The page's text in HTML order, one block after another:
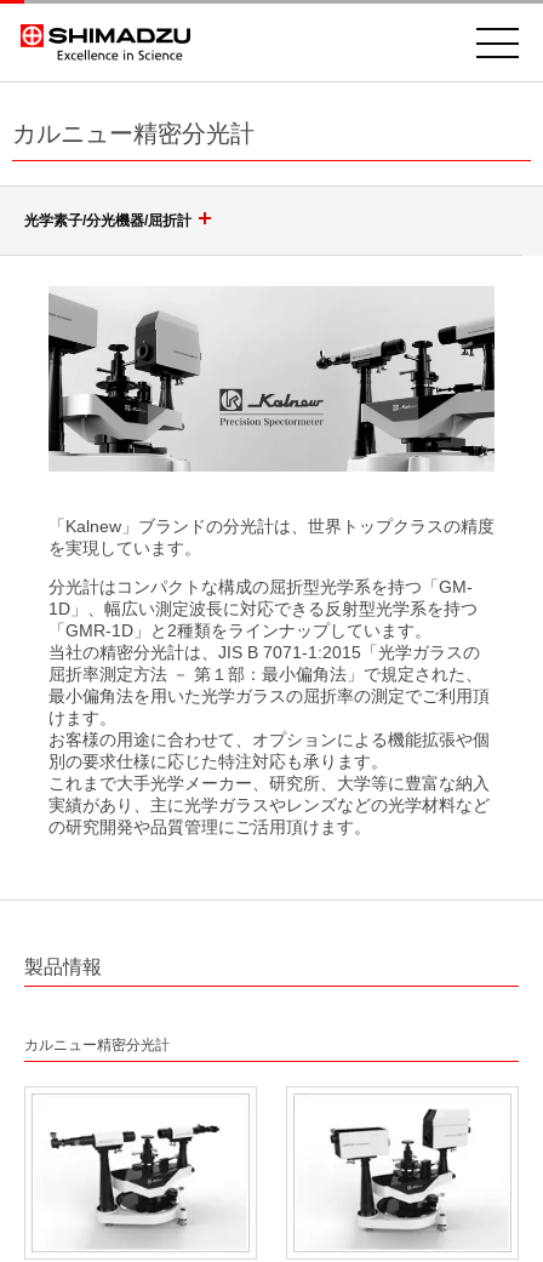
カルニュー精密分光計
光学素子/分光機器/屈折計
回折格子（グレーティング）
ポリクロメータ用凹面回折格子
モノクロメータ用凹面回折格子
トロイダル回折格子
平面ブレーズド ホログラフィック 回折格子
低迷光回折格子［ローレライ®］
レーザ用回折格子 LAシリーズ
近赤外Ｓ偏光高効率回折格子
光伝送機器モジュール用回折格子
高分解能分光器用回折格子（溝本数3000本/mm以上）
透過型回折格子
精密格子板
光学素子
非球面鏡
ポルカドットビームスプリッタ
分光機器
小形分光器スペクトロメイト SPG-120シリーズ
分光分析(分光光度計)
分光ソリューション
カルニュー精密分光計
カルニュー精密屈折計
レーザモジュール
青色ダイレクトダイオードレーザ BLUE IMPACT&trade; 20Wタイプ
解説
「Kalnew」ブランドの分光計は、世界トップクラスの精度
を実現しています。
分光計はコンパクトな構成の屈折型光学系を持つ「GM-
1D」、幅広い測定波長に対応できる反射型光学系を持つ
「GMR-1D」と2種類をラインナップしています。
当社の精密分光計は、JIS B 7071-1:2015「光学ガラスの
屈折率測定方法 － 第１部：最小偏角法」で規定された、
最小偏角法を用いた光学ガラスの屈折率の測定でご利用頂
けます。
お客様の用途に合わせて、オプションによる機能拡張や個
別の要求仕様に応じた特注対応も承ります。
これまで大手光学メーカー、研究所、大学等に豊富な納入
実績があり、主に光学ガラスやレンズなどの光学材料など
の研究開発や品質管理にご活用頂けます。
製品情報
カルニュー精密分光計